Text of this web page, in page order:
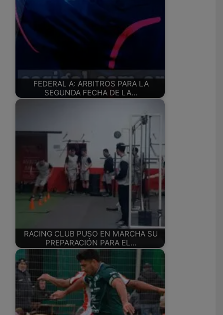
FEDERAL A: ARBITROS PARA LA
SEGUNDA FECHA DE LA…
RACING CLUB PUSO EN MARCHA SU
PREPARACIÓN PARA EL…